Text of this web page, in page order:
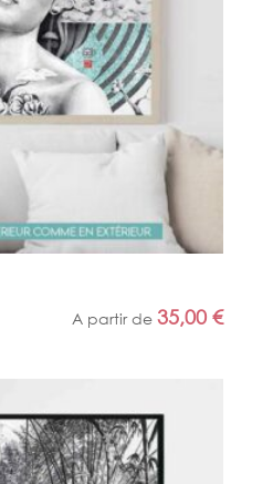
A partir de35,00€